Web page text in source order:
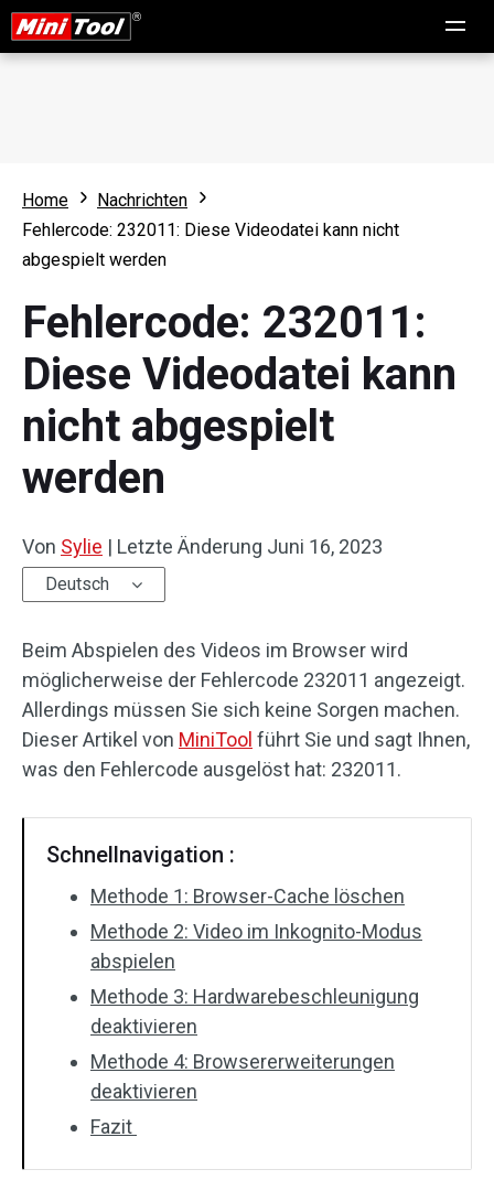
Home
Nachrichten
Fehlercode: 232011: Diese Videodatei kann nicht
abgespielt werden
Fehlercode: 232011:
Diese Videodatei kann
nicht abgespielt
werden
Von Sylie | Letzte Änderung Juni 16, 2023
Deutsch
Beim Abspielen des Videos im Browser wird
möglicherweise der Fehlercode 232011 angezeigt.
Allerdings müssen Sie sich keine Sorgen machen.
Dieser Artikel von MiniTool führt Sie und sagt Ihnen,
was den Fehlercode ausgelöst hat: 232011.
Schnellnavigation :
Methode 1: Browser-Cache löschen
Methode 2: Video im Inkognito-Modus
abspielen
Methode 3: Hardwarebeschleunigung
deaktivieren
Methode 4: Browsererweiterungen
deaktivieren
Fazit